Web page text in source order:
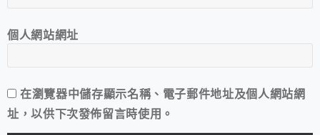
個人網站網址
在瀏覽器中儲存顯示名稱、電子郵件地址及個人網站網
址，以供下次發佈留言時使用。